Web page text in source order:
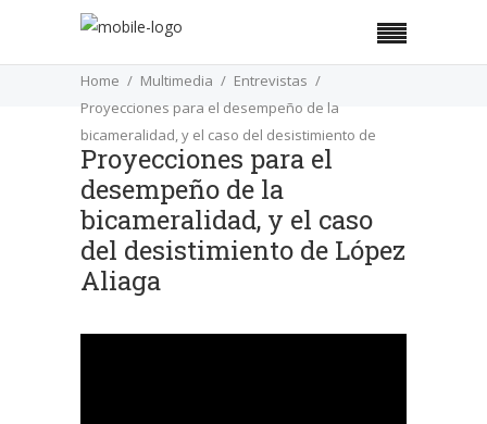
Home Multimedia
Entrevistas
Proyecciones para el desempeño de la
bicameralidad, y el caso del desistimiento de
López Aliaga
Proyecciones para el
desempeño de la
bicameralidad, y el caso
del desistimiento de López
Aliaga